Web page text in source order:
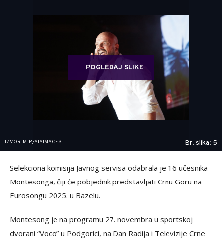
POGLEDAJ SLIKE
IZVOR: M. P./ATAIMAGES Br. slika: 5
Selekciona komisija Javnog servisa odabrala je 16 učesnika
Montesonga, čiji će pobjednik predstavljati Crnu Goru na
Eurosongu 2025. u Bazelu.
Montesong je na programu 27. novembra u sportskoj
dvorani “Voco” u Podgorici, na Dan Radija i Televizije Crne